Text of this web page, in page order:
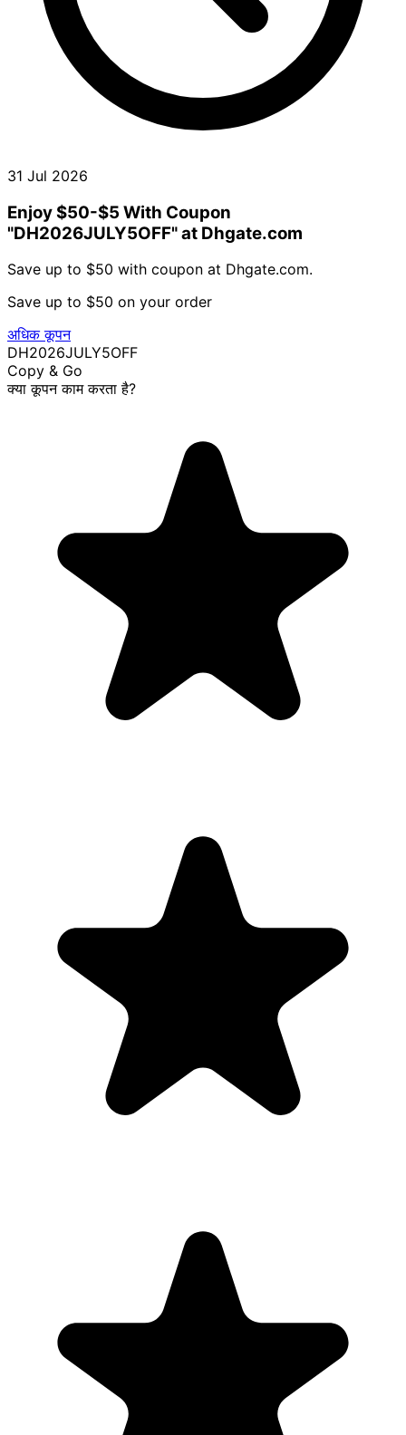
31 Jul 2026
Enjoy $50-$5 With Coupon
"DH2026JULY5OFF" at Dhgate.com
Save up to $50 with coupon at Dhgate.com.
Save up to $50 on your order
अधिक कूपन
DH2026JULY5OFF
Copy & Go
क्या कूपन काम करता है?